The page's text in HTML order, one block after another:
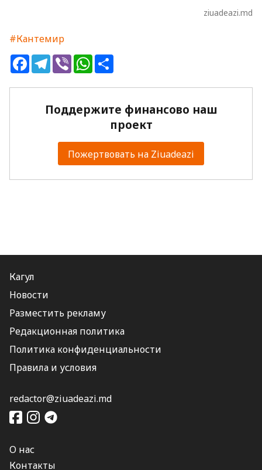
ziuadeazi.md
#Кантемир
FacebookTelegram
ViberWhatsApp
Поддержите финансово наш
проект
Пожертвовать на Ziuadeazi
Кагул
Новости
Разместить рекламу
Редакционная политика
Политика конфиденциальности
Правила и условия
redactor@ziuadeazi.md
О нас
Контакты